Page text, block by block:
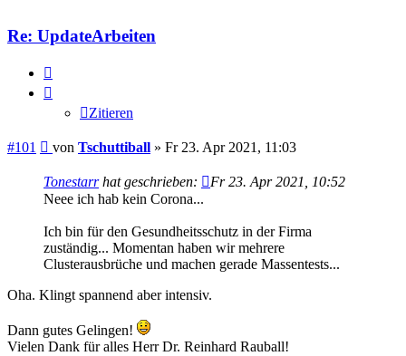
Re: UpdateArbeiten
Zitieren
#101 Beitrag
von Tschuttiball » Fr 23. Apr 2021, 11:03
Tonestarrhat geschrieben:
Fr 23. Apr 2021, 10:52
Neee ich hab kein Corona...
Ich bin für den Gesundheitsschutz in der Firma
zuständig... Momentan haben wir mehrere
Clusterausbrüche und machen gerade Massentests...
Oha. Klingt spannend aber intensiv.
Dann gutes Gelingen!
Vielen Dank für alles Herr Dr. Reinhard Rauball!